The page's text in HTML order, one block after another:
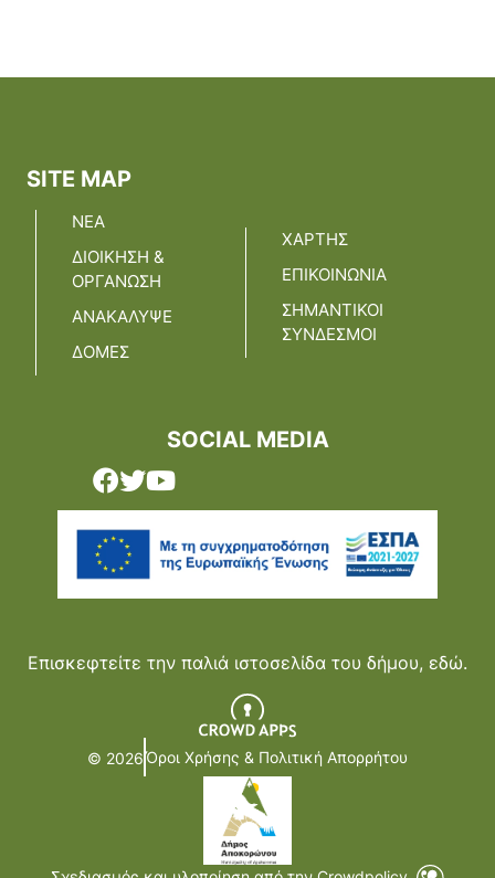
SITE MAP
ΝΕΑ
ΔΙΟΙΚΗΣΗ &
ΟΡΓΑΝΩΣΗ
ΑΝΑΚΑΛΥΨΕ
ΔΟΜΕΣ
ΧΑΡΤΗΣ
ΕΠΙΚΟΙΝΩΝΙΑ
ΣΗΜΑΝΤΙΚΟΙ
ΣΥΝΔΕΣΜΟΙ
SOCIAL MEDIA
Επισκεφτείτε την παλιά ιστοσελίδα του δήμου, εδώ.
© 2026Όροι Χρήσης & Πολιτική Απορρήτου